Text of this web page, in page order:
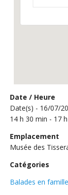
Événements
Date / Heure
Date(s) - 16/07/
14 h 30 min - 17
Emplacement
Musée des
Catégories
Balades en famille